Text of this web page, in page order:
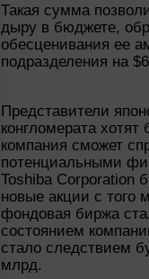
Такая сумма
дыру в бюджете,
обесценивания ее
подразделения на
Представители
конгломерата
компания сможет
потенциальными
Toshiba Corporation
новые акции с того
фондовая биржа
состоянием
стало следствием
млрд.